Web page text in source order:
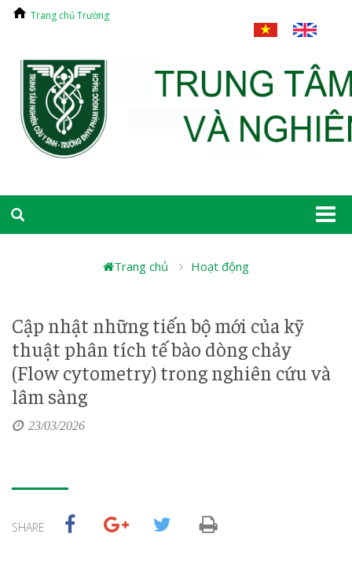
Trang chủ Trường
Trang chủ Hoạt động
Cập nhật những tiến bộ mới của kỹ
thuật phân tích tế bào dòng chảy
(Flow cytometry) trong nghiên cứu và
lâm sàng
23/03/2026
SHARE